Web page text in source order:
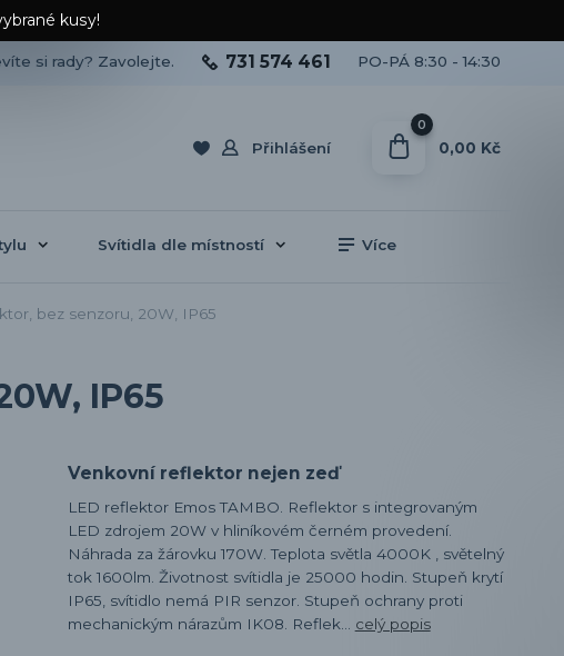
kusy!
Přihlášení
si rady? Zavolejte. 731 574 461 PO-PÁ 8:30 - 14:30
0
0,00 Kč
Svítidla dle místností Více
bez senzoru, 20W, IP65
IP65
Venkovní reflektor nejen zeď
LED reflektor Emos TAMBO. Reflektor s integrovaným
LED zdrojem 20W v hliníkovém černém provedení.
Náhrada za žárovku 170W. Teplota světla 4000K , světelný
tok 1600lm. Životnost svítidla je 25000 hodin. Stupeň krytí
IP65, svítidlo nemá PIR senzor. Stupeň ochrany proti
mechanickým nárazům IK08. Reflek... celý popis